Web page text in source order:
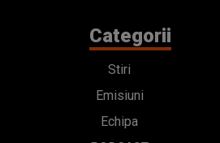
Categorii
Stiri
Emisiuni
Echipa